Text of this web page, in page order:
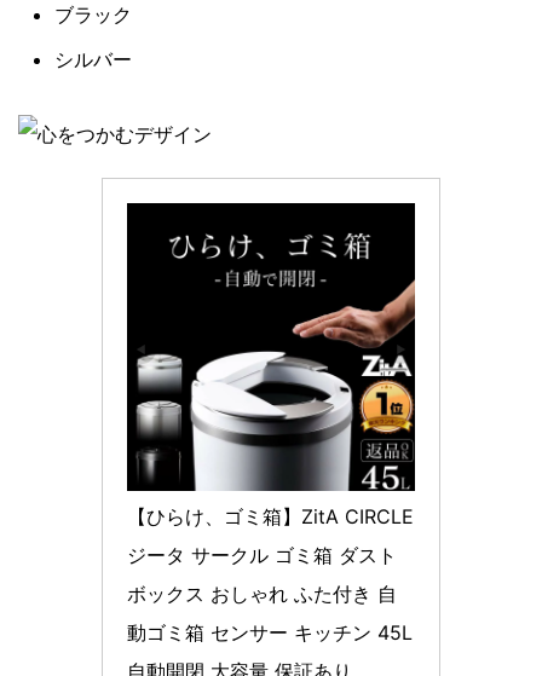
ブラック
シルバー
【ひらけ、ゴミ箱】ZitA CIRCLE
ジータ サークル ゴミ箱 ダスト
ボックス おしゃれ ふた付き 自
動ゴミ箱 センサー キッチン 45L
自動開閉 大容量 保証あり